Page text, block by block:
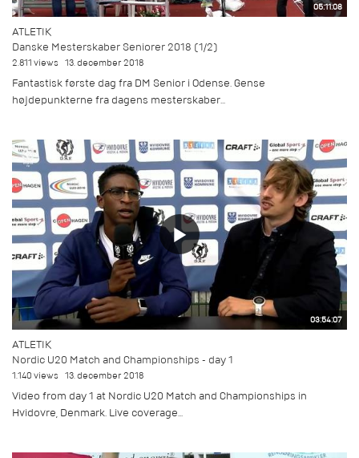
05:11:08
ATLETIK
Danske Mesterskaber Seniorer 2018 (1/2)
2.811 views 13. december 2018
Fantastisk første dag fra DM Senior i Odense. Gense
højdepunkterne fra dagens mesterskaber...
03:54:07
ATLETIK
Nordic U20 Match and Championships - day 1
1.140 views 13. december 2018
Video from day 1 at Nordic U20 Match and Championships in
Hvidovre, Denmark. Live coverage...